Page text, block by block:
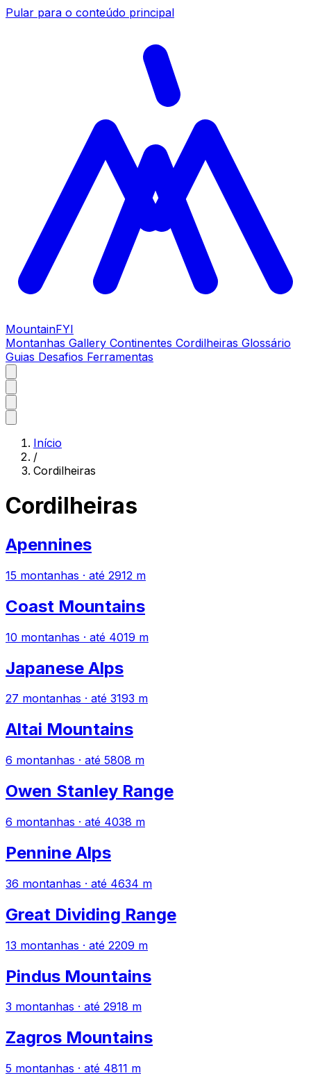
Pular para o conteúdo principal
MountainFYI
Montanhas Gallery Continentes Cordilheiras Glossário
Guias Desafios Ferramentas
Início
/
Cordilheiras
Cordilheiras
Apennines
15 montanhas · até 2912 m
Coast Mountains
10 montanhas · até 4019 m
Japanese Alps
27 montanhas · até 3193 m
Altai Mountains
6 montanhas · até 5808 m
Owen Stanley Range
6 montanhas · até 4038 m
Pennine Alps
36 montanhas · até 4634 m
Great Dividing Range
13 montanhas · até 2209 m
Pindus Mountains
3 montanhas · até 2918 m
Zagros Mountains
5 montanhas · até 4811 m